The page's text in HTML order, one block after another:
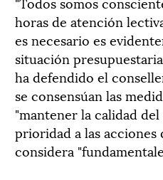
horas de atención
es necesario es
situación
ha defendido el
se consensúan las
"mantener la calidad
prioridad a las acciones
considera